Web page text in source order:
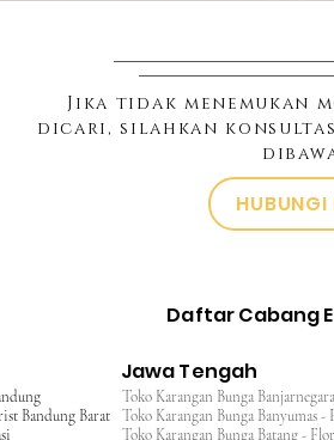
Jika tidak menemukan
dicari, silahkan
HUBUNGI
Daftar Cabang
Jawa Tengah
Bandung Barat
Toko Karangan Bunga
Toko Karangan Bunga Banyumas
Toko Karangan Bunga Batang -